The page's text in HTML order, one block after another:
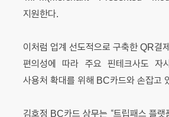
지원한다.
이처럼 업계 선도적으로 구축한 QR결
편의성에 따라 주요 핀테크사도 자
사용처 확대를 위해 BC카드와 손잡고
김호정 BC카드 상무는 “트립패스 플랫